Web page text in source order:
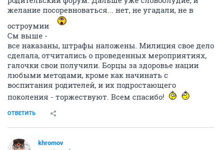
желание посоревноваться... нет, не угадали, не в
остроумии
См выше -
все наказаны, штрафы наложены. Милиция свое дело
сделала, отчитались о проведенных мероприятиях,
галочки свои получили. Борцы за здоровье нации
любыми методами, кроме как начинать с
воспитания родителей, и их подростающего
поколения - торжествуют. Всем спасибо!
ОТВЕТИТЬ
khromov